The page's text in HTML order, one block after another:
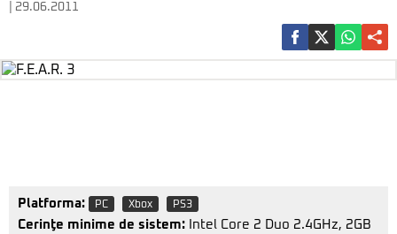
| 29.06.2011
Platforma: PC Xbox PS3
Cerinţe minime de sistem: Intel Core 2 Duo 2.4GHz, 2GB